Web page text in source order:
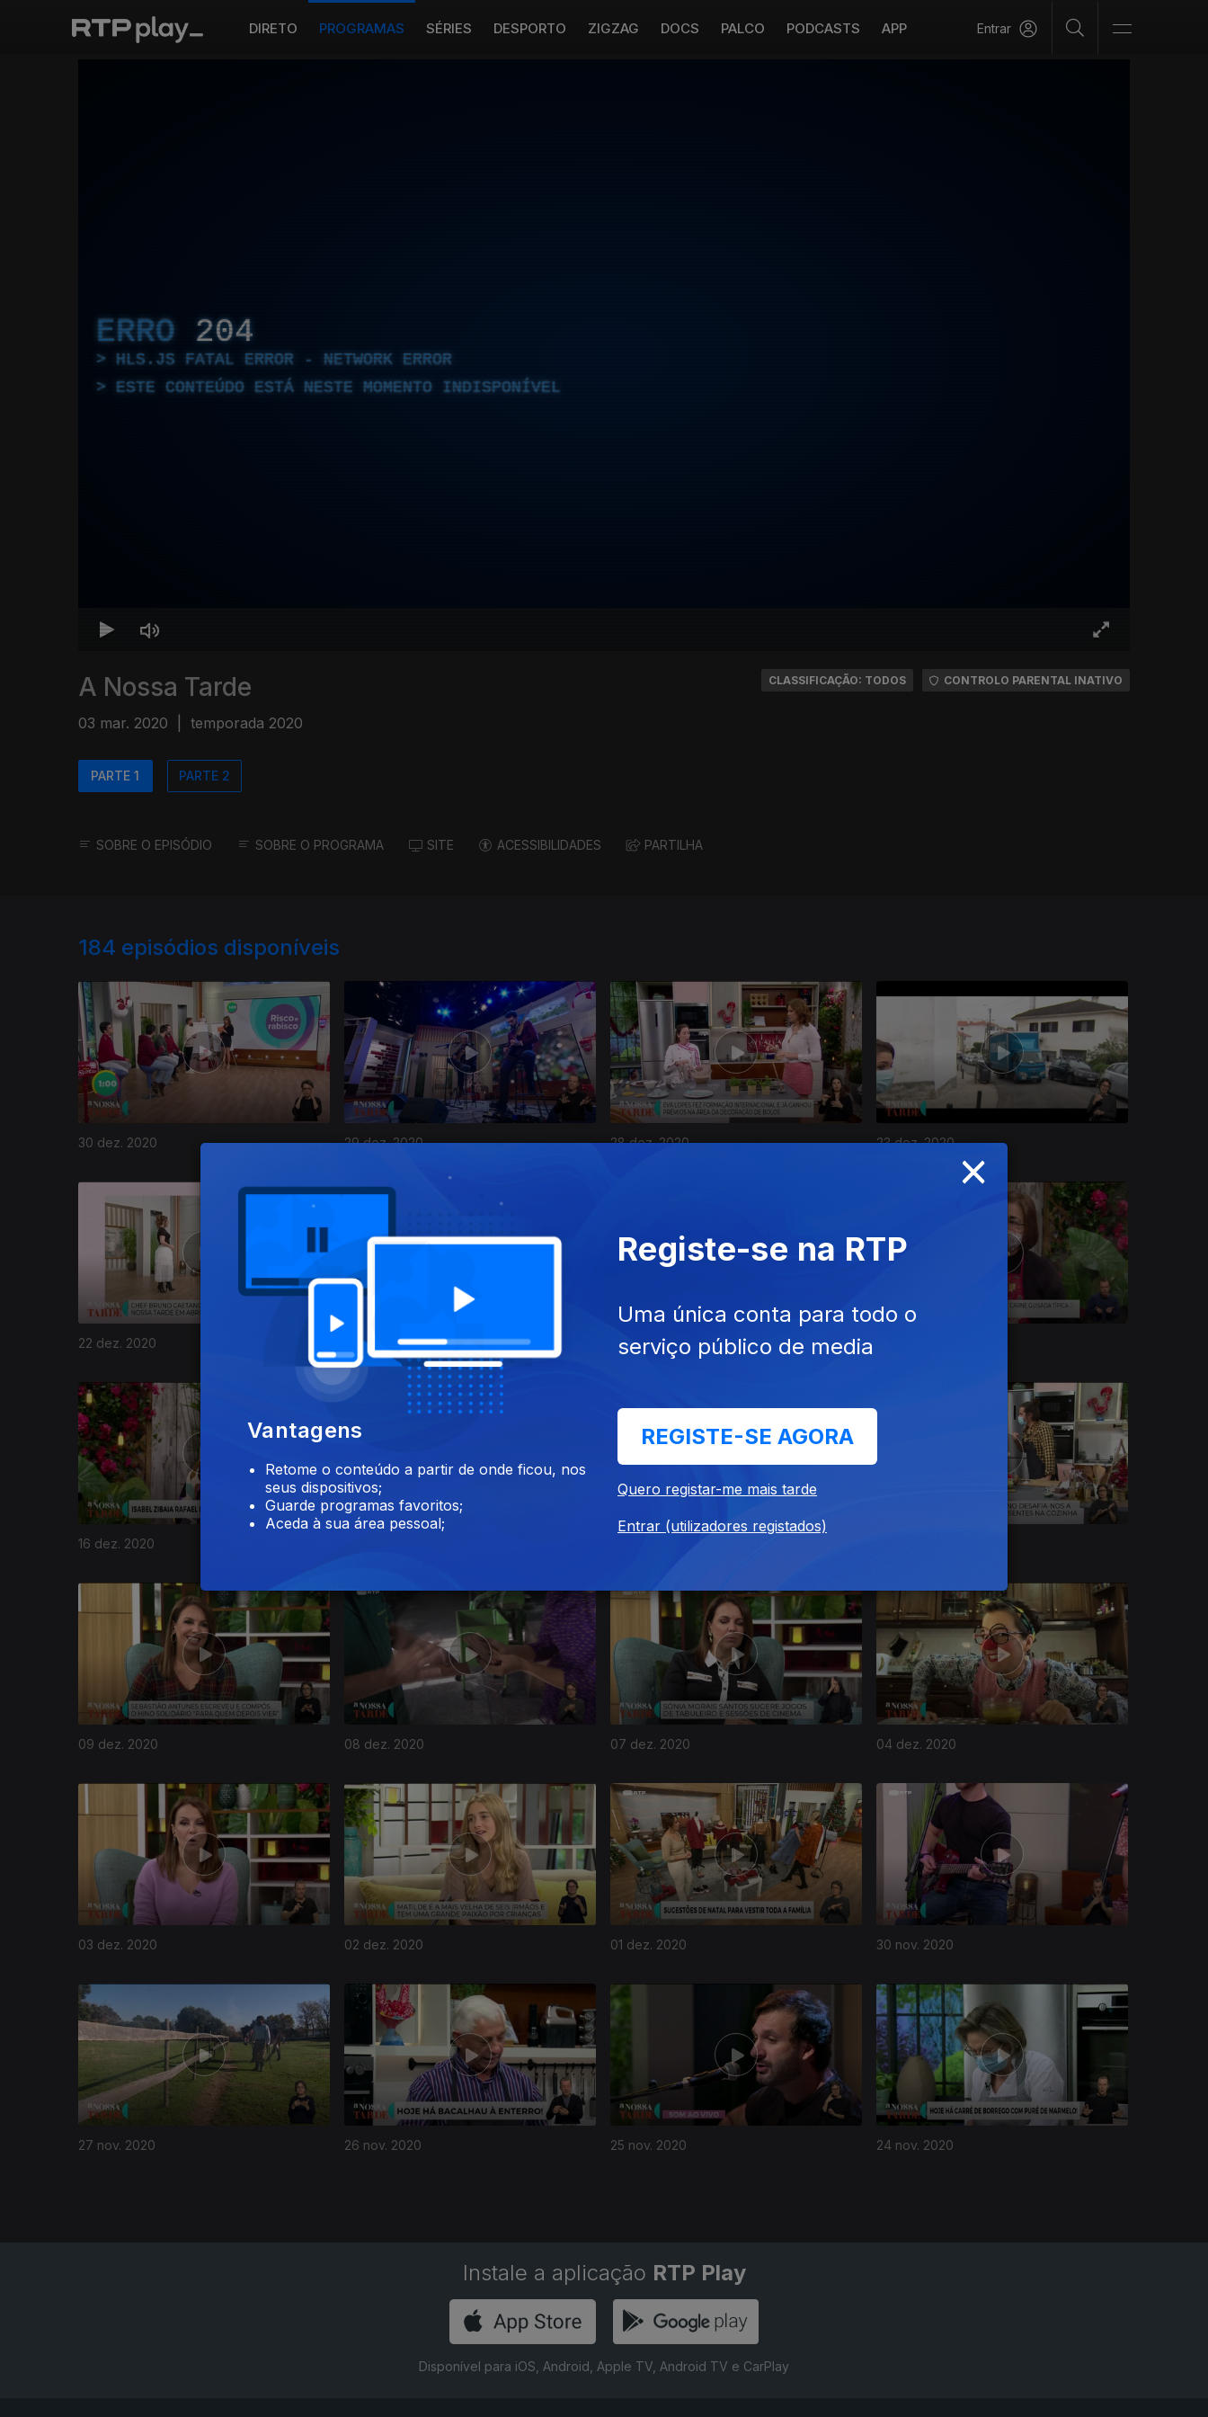
DIRETO PROGRAMAS SÉRIES DESPORTO ZIGZAG DOCS PALCO PODCASTS APP Entrar
ERRO 204
HLS.JS FATAL ERROR - NETWORK ERROR
ESTE CONTEÚDO ESTÁ NESTE MOMENTO INDISPONÍVEL
A Nossa Tarde
03 mar. 2020 temporada 2020
CLASSIFICAÇÃO: TODOS CONTROLO PARENTAL INATIVO
PARTE 1 PARTE 2
SOBRE O EPISÓDIO SOBRE O PROGRAMA SITE ACESSIBILIDADES PARTILHA
184 episódios disponíveis
30 dez. 2020 29 dez. 2020 28 dez. 2020 23 dez. 2020
22 dez. 2020 21 dez. 2020 18 dez. 2020
16 dez. 2020
511773
09 dez. 2020 08 dez. 2020 07 dez. 2020 04 dez. 2020
03 dez. 2020 02 dez. 2020 01 dez. 2020 30 nov. 2020
27 nov. 2020 26 nov. 2020 25 nov. 2020 24 nov. 2020
508304
Instale a aplicação RTP Play
Disponível para iOS, Android, Apple TV, Android TV e CarPlay
×
Vantagens
Retome o conteúdo a partir de onde ficou, nos
seus dispositivos;
Guarde programas favoritos;
Aceda à sua área pessoal;
Registe-se na RTP
Uma única conta para todo o
serviço público de media
REGISTE-SE AGORA
Quero registar-me mais tarde
Entrar (utilizadores registados)